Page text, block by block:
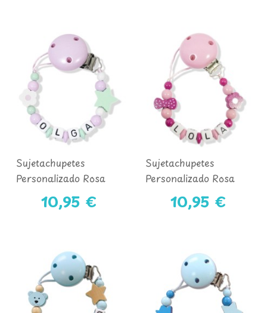
Sujetachupetes
Personalizado Rosa
Claro Y Menta
10,95 €
Sujetachupetes
Personalizado Rosa
Medio Y Fucsia
10,95 €